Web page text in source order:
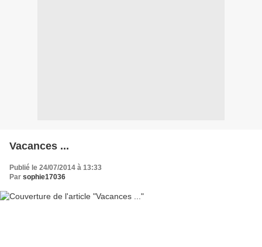
Vacances ...
Publié le 24/07/2014 à 13:33
Par sophie17036